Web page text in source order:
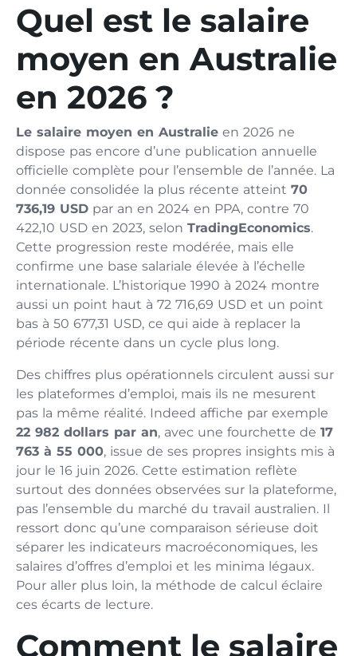
Quel est le salaire
moyen en Australie
en 2026 ?
Le salaire moyen en Australie en 2026 ne
dispose pas encore d’une publication annuelle
officielle complète pour l’ensemble de l’année. La
donnée consolidée la plus récente atteint 70
736,19 USD par an en 2024 en PPA, contre 70
422,10 USD en 2023, selon TradingEconomics.
Cette progression reste modérée, mais elle
confirme une base salariale élevée à l’échelle
internationale. L’historique 1990 à 2024 montre
aussi un point haut à 72 716,69 USD et un point
bas à 50 677,31 USD, ce qui aide à replacer la
période récente dans un cycle plus long.
Des chiffres plus opérationnels circulent aussi sur
les plateformes d’emploi, mais ils ne mesurent
pas la même réalité. Indeed affiche par exemple
22 982 dollars par an, avec une fourchette de 17
763 à 55 000, issue de ses propres insights mis à
jour le 16 juin 2026. Cette estimation reflète
surtout des données observées sur la plateforme,
pas l’ensemble du marché du travail australien. Il
ressort donc qu’une comparaison sérieuse doit
séparer les indicateurs macroéconomiques, les
salaires d’offres d’emploi et les minima légaux.
Pour aller plus loin, la méthode de calcul éclaire
ces écarts de lecture.
Comment le salaire